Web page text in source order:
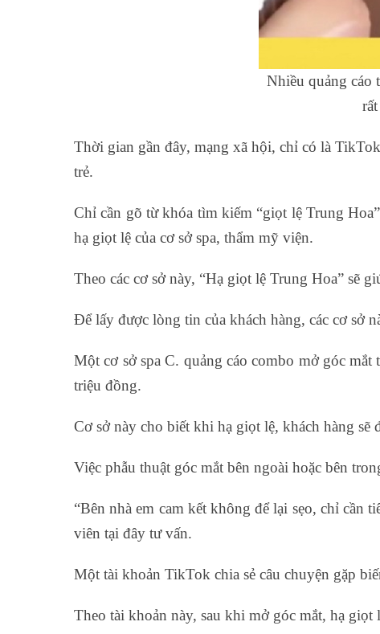
Nhiều quảng cáo
Thời gian gần đây, mạng xã hội, chỉ có là
trẻ.
Chỉ cần gõ từ khóa tìm kiếm “giọt lệ Trung
hạ giọt lệ của cơ sở spa, thẩm mỹ viện.
Theo các cơ sở này, “Hạ giọt lệ Trung Hoa” sẽ
Để lấy được lòng tin của khách hàng, các cơ sở
Một cơ sở spa C. quảng cáo combo mở góc
triệu đồng.
Cơ sở này cho biết khi hạ giọt lệ, khách hàng
Việc phẫu thuật góc mắt bên ngoài hoặc bên
“Bên nhà em cam kết không để lại sẹo, chỉ cần
viên tại đây tư vấn.
Một tài khoản TikTok chia sẻ câu chuyện gặp
Theo tài khoản này, sau khi mở góc mắt, hạ